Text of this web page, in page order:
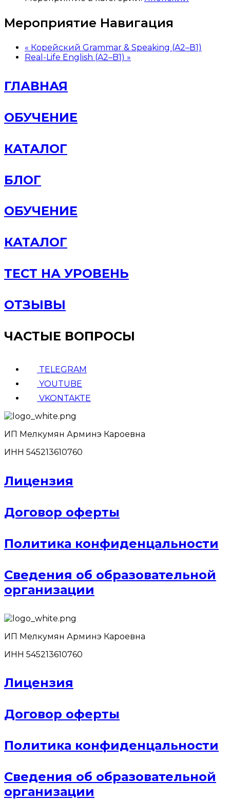
Мероприятие Навигация
« Корейский Grammar & Speaking (A2–В1)
Real-Life English (A2–B1) »
ГЛАВНАЯ
ОБУЧЕНИЕ
КАТАЛОГ
БЛОГ
ОБУЧЕНИЕ
КАТАЛОГ
ТЕСТ НА УРОВЕНЬ
ОТЗЫВЫ
ЧАСТЫЕ ВОПРОСЫ
TELEGRAM
YOUTUBE
VKONTAKTE
ИП Мелкумян Арминэ Кароевна
ИНН 545213610760
Лицензия
Договор оферты
Политика конфиденцальности
Сведения об образовательной
организации
ИП Мелкумян Арминэ Кароевна
ИНН 545213610760
Лицензия
Договор оферты
Политика конфиденцальности
Сведения об образовательной
организации